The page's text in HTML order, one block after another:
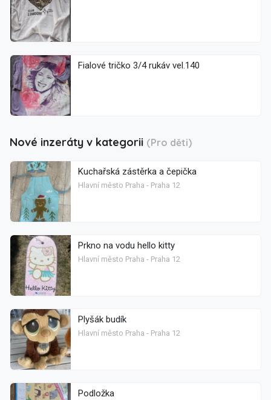
Fialové tričko 3/4 rukáv vel.140
Nové inzeráty v kategorii (Pro děti)
Kuchařská zástěrka a čepička
Hlavní město Praha - Praha 12
Prkno na vodu hello kitty
Hlavní město Praha - Praha 12
Plyšák budík
Hlavní město Praha - Praha 12
Podložka